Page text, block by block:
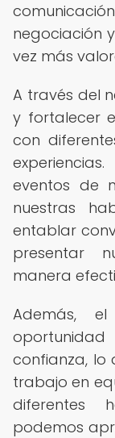
negociación
vez más
A través del
y fortalecer
con
eventos de
nuestras
entablar
presentar
manera
Además,
confianza, lo
trabajo en
diferentes
podemos